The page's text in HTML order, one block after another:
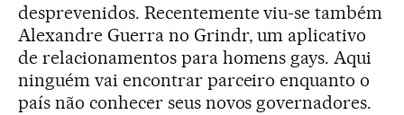
desprevenidos. Recentemente viu-se também
Alexandre Guerra no Grindr, um aplicativo
de relacionamentos para homens gays. Aqui
ninguém vai encontrar parceiro enquanto o
país não conhecer seus novos governadores.